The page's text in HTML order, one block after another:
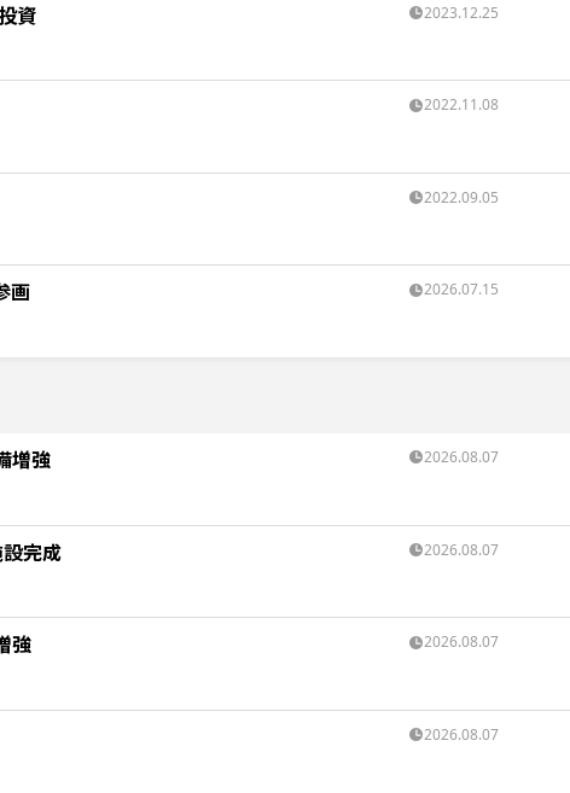
資 2023.12.25
2022.11.08
2022.09.05
画 2026.07.15
増強 2026.08.07
完成 2026.08.07
強 2026.08.07
2026.08.07